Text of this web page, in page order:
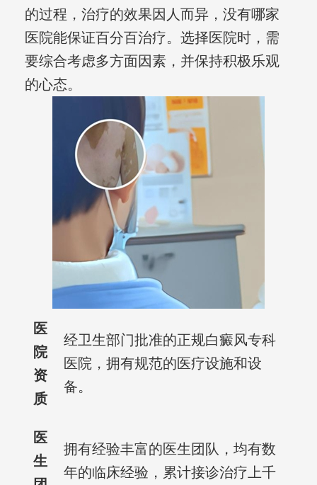
的过程，治疗的效果因人而异，没有哪家
医院能保证百分百治疗。选择医院时，需
要综合考虑多方面因素，并保持积极乐观
的心态。
医
院
资
质
经卫生部门批准的正规白癜风专科
医院，拥有规范的医疗设施和设
备。
医
生
拥有经验丰富的医生团队，均有数
年的临床经验，累计接诊治疗上千